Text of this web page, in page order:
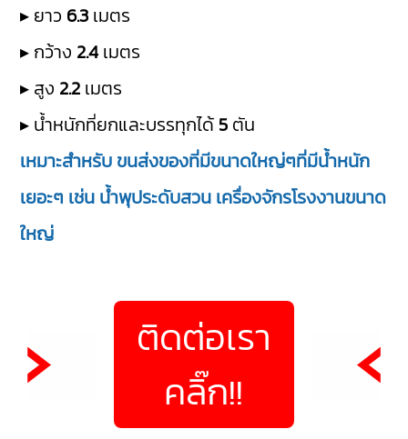
▸ ยาว 6.3 เมตร
▸ กว้าง 2.4 เมตร
▸ สูง 2.2 เมตร
▸ น้ำหนักที่ยกและบรรทุกได้ 5 ตัน
เหมาะสำหรับ ขนส่งของที่มีขนาดใหญ่ๆที่มีน้ำหนัก
เยอะๆ เช่น น้ำพุประดับสวน เครื่องจักรโรงงานขนาด
ใหญ่
ติดต่อเรา
คลิ๊ก!!